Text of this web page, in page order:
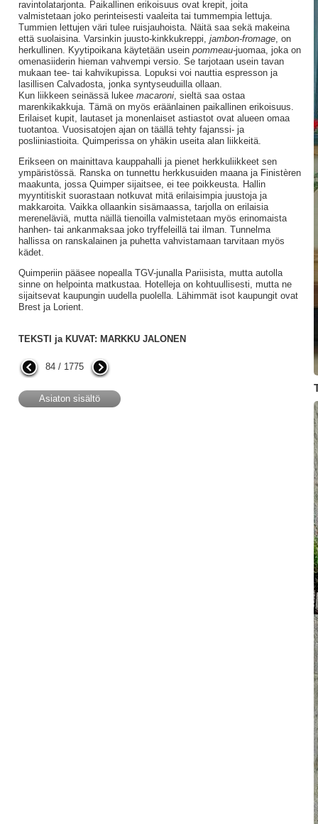
ravintolatarjonta. Paikallinen erikoisuus ovat krepit, joita
valmistetaan joko perinteisesti vaaleita tai tummempia lettuja.
Tummien lettujen väri tulee ruisjauhoista. Näitä saa sekä makeina
että suolaisina. Varsinkin juusto-kinkkukreppi, jambon-fromage, on
herkullinen. Kyytipoikana käytetään usein pommeau-juomaa, joka on
omenasiiderin hieman vahvempi versio. Se tarjotaan usein tavan
mukaan tee- tai kahvikupissa. Lopuksi voi nauttia espresson ja
lasillisen Calvadosta, jonka syntyseuduilla ollaan.
Kun liikkeen seinässä lukee macaroni, sieltä saa ostaa
marenkikakkuja. Tämä on myös eräänlainen paikallinen erikoisuus.
Erilaiset kupit, lautaset ja monenlaiset astiastot ovat alueen omaa
tuotantoa. Vuosisatojen ajan on täällä tehty fajanssi- ja
posliiniastioita. Quimperissa on yhäkin useita alan liikkeitä.
Erikseen on mainittava kauppahalli ja pienet herkkuliikkeet sen
ympäristössä. Ranska on tunnettu herkkusuiden maana ja Finistèren
maakunta, jossa Quimper sijaitsee, ei tee poikkeusta. Hallin
myyntitiskit suorastaan notkuvat mitä erilaisimpia juustoja ja
makkaroita. Vaikka ollaankin sisämaassa, tarjolla on erilaisia
mereneläviä, mutta näillä tienoilla valmistetaan myös erinomaista
hanhen- tai ankanmaksaa joko tryffeleillä tai ilman. Tunnelma
hallissa on ranskalainen ja puhetta vahvistamaan tarvitaan myös
kädet.
Quimperiin pääsee nopealla TGV-junalla Pariisista, mutta autolla
sinne on helpointa matkustaa. Hotelleja on kohtuullisesti, mutta ne
sijaitsevat kaupungin uudella puolella. Lähimmät isot kaupungit ovat
Brest ja Lorient.
TEKSTI ja KUVAT: MARKKU JALONEN
84 / 1775
Asiaton sisältö